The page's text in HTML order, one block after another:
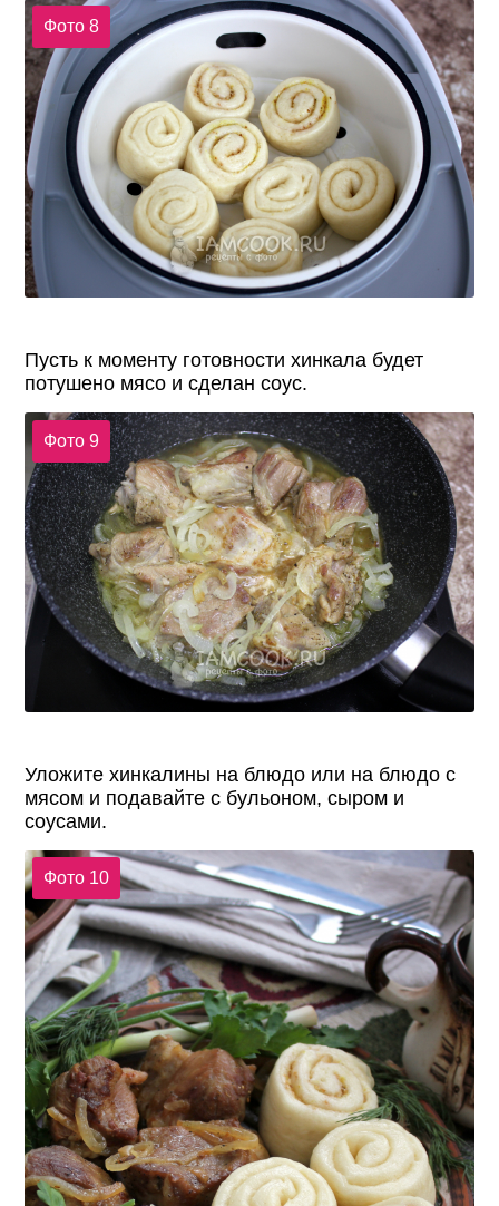
Фото 8
Пусть к моменту готовности хинкала будет
потушено мясо и сделан соус.
Фото 9
Уложите хинкалины на блюдо или на блюдо с
мясом и подавайте с бульоном, сыром и
соусами.
Фото 10